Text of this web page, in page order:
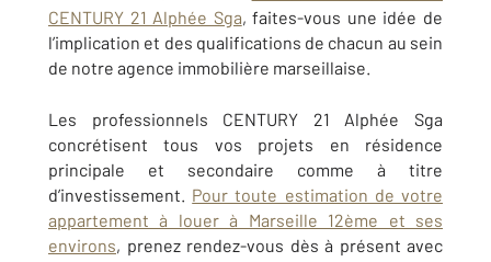
CENTURY 21 Alphée Sga, faites-vous une idée de
l’implication et des qualifications de chacun au sein
de notre agence immobilière marseillaise.
Les professionnels CENTURY 21 Alphée Sga
concrétisent tous vos projets en résidence
principale et secondaire comme à titre
d’investissement. Pour toute estimation de votre
appartement à louer à Marseille 12ème et ses
environs, prenez rendez-vous dès à présent avec